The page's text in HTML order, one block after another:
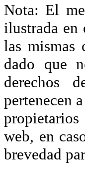
Nota: El
ilustrada en
las mismas
dado que
derechos
pertenecen
web, en
brevedad